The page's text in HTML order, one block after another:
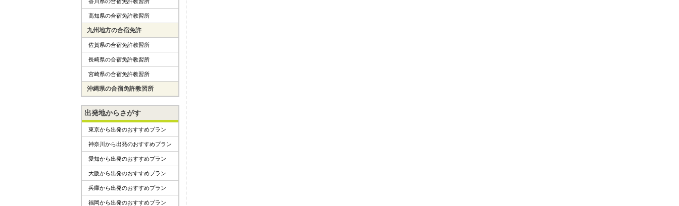
高知県の合宿免許教習所
九州地方の合宿免許
佐賀県の合宿免許教習所
長崎県の合宿免許教習所
宮崎県の合宿免許教習所
沖縄県の合宿免許教習所
出発地からさがす
東京から出発のおすすめプラン
神奈川から出発のおすすめプラン
愛知から出発のおすすめプラン
大阪から出発のおすすめプラン
兵庫から出発のおすすめプラン
福岡から出発のおすすめプラン